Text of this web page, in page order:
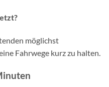
möglichst
Fahrwege kurz zu halten.